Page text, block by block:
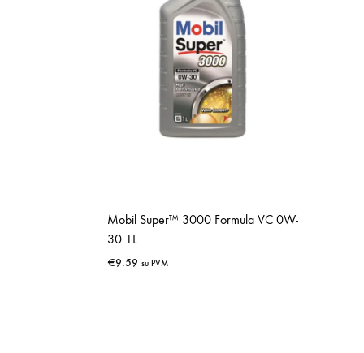
Mobil Super™ 3000 Formula VC 0W-
30 1L
€9.59 su PVM